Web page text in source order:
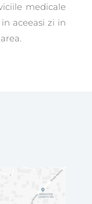
medicale
aceeasi zi in